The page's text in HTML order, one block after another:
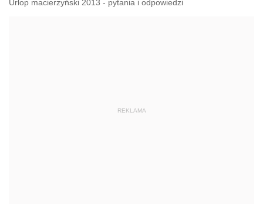
Urlop macierzyński 2013 - pytania i odpowiedzi